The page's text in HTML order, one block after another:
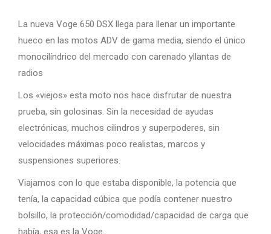
La nueva Voge 650 DSX llega para llenar un importante
hueco en las motos ADV de gama media, siendo el único
monocilíndrico del mercado con carenado yllantas de
radios
Los «viejos» esta moto nos hace disfrutar de nuestra
prueba, sin golosinas. Sin la necesidad de ayudas
electrónicas, muchos cilindros y superpoderes, sin
velocidades máximas poco realistas, marcos y
suspensiones superiores.
Viajamos con lo que estaba disponible, la potencia que
tenía, la capacidad cúbica que podía contener nuestro
bolsillo, la protección/comodidad/capacidad de carga que
había, esa es la Voge.